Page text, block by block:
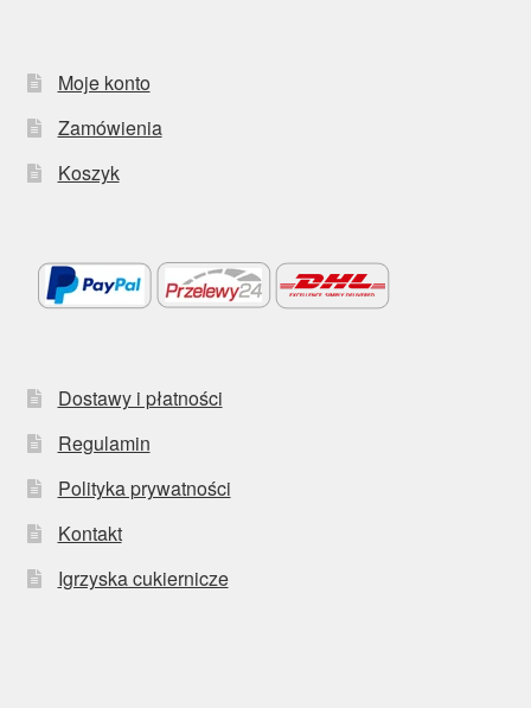
Moje konto
Zamówienia
Koszyk
Dostawy i płatności
Regulamin
Polityka prywatności
Kontakt
Igrzyska cukiernicze